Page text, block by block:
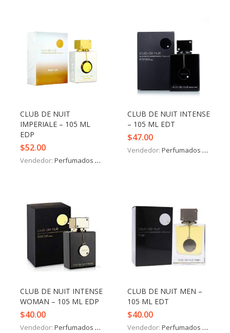
CLUB DE NUIT
IMPERIALE – 105 ML
EDP
$52.00
Vendedor: Perfumados y más
CLUB DE NUIT INTENSE
– 105 ML EDT
$47.00
Vendedor: Perfumados y más
CLUB DE NUIT INTENSE
WOMAN – 105 ML EDP
$40.00
Vendedor: Perfumados y más
CLUB DE NUIT MEN –
105 ML EDT
$40.00
Vendedor: Perfumados y más